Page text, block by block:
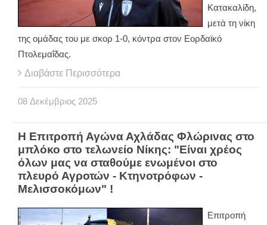
Κατακαλίδη,
μετά τη νίκη
της ομάδας του με σκορ 1-0, κόντρα στον Εορδαϊκό
Πτολεμαΐδας.
Διαβάστε Περισσότερα
08 Δεκέμβριος 2025
Η Επιτροπή Αγώνα Αχλάδας Φλώρινας στο
μπλόκο στο τελωνείο Νίκης: "Είναι χρέος
όλων μας να σταθούμε ενωμένοι στο
πλευρό Αγροτών - Κτηνοτρόφων -
Μελισσοκόμων" !
Επιτροπή